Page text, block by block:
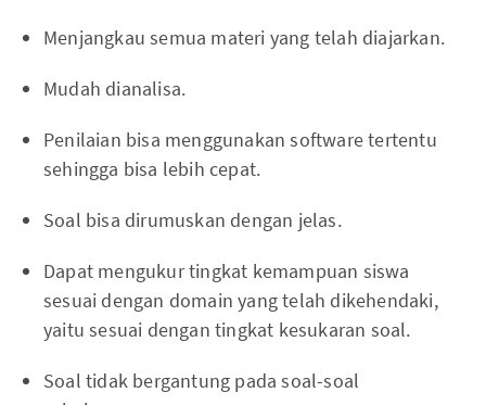
Menjangkau semua materi yang telah diajarkan.
Mudah dianalisa.
Penilaian bisa menggunakan software tertentu
sehingga bisa lebih cepat.
Soal bisa dirumuskan dengan jelas.
Dapat mengukur tingkat kemampuan siswa
sesuai dengan domain yang telah dikehendaki,
yaitu sesuai dengan tingkat kesukaran soal.
Soal tidak bergantung pada soal-soal